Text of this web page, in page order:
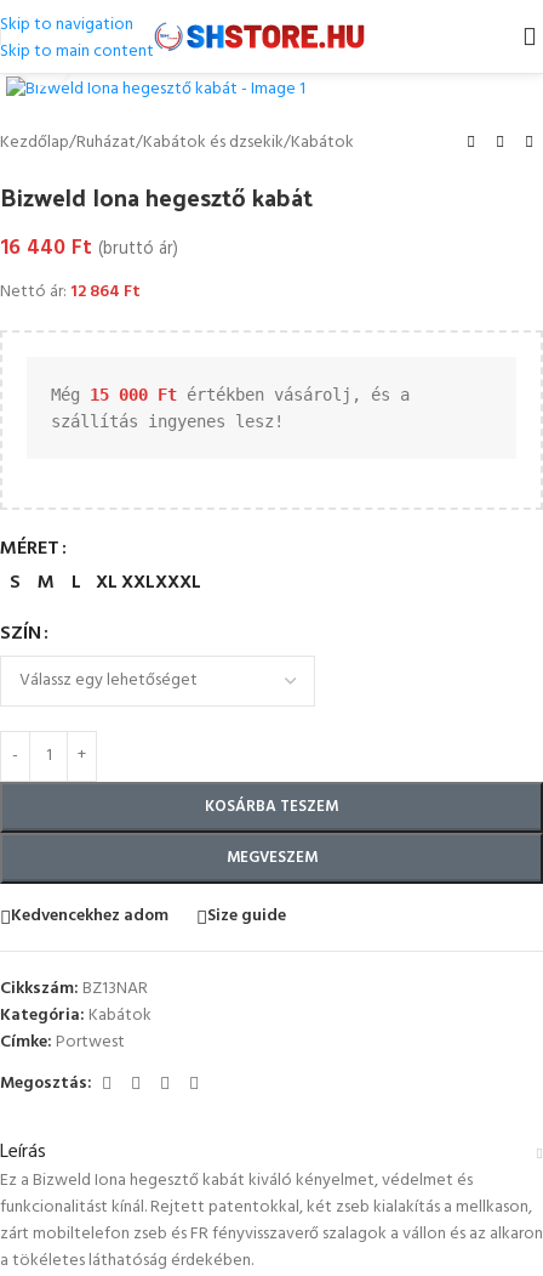
Skip to navigation
Skip to main content
Kattintson a nagyításhoz
Kezdőlap/Ruházat/Kabátok és dzsekik/Kabátok
Bizweld Iona hegesztő kabát
16 440 Ft (bruttó ár)
Nettó ár: 12 864 Ft
Még 15 000 Ft értékben vásárolj, és a
szállítás ingyenes lesz!
MÉRET
S M L XLXXLXXXL
SZÍN
KOSÁRBA TESZEM
MEGVESZEM
Kedvencekhez adom Size guide
Cikkszám: BZ13NAR
Kategória: Kabátok
Címke: Portwest
Megosztás:
Leírás
Ez a Bizweld Iona hegesztő kabát kiváló kényelmet, védelmet és
funkcionalitást kínál. Rejtett patentokkal, két zseb kialakítás a mellkason,
zárt mobiltelefon zseb és FR fényvisszaverő szalagok a vállon és az alkaron
a tökéletes láthatóság érdekében.